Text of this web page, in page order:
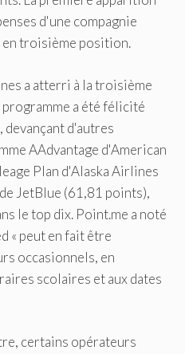
d'une compagnie
troisième position.
a atterri à la troisième
a été félicité
d'autres
AAdvantage d'American
Plan d'Alaska Airlines
JetBlue (61,81 points),
le top dix. Point.me a noté
« peut en fait être
occasionnels, en
scolaires et aux dates
certains opérateurs